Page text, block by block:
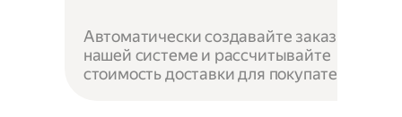
Автоматически создавайте заказы в
нашей системе и рассчитывайте
стоимость доставки для покупателей.